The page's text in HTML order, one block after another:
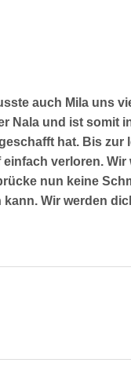
auch Mila uns
Nala und ist somit
hat. Bis zur
verloren.
nun keine
Wir werden